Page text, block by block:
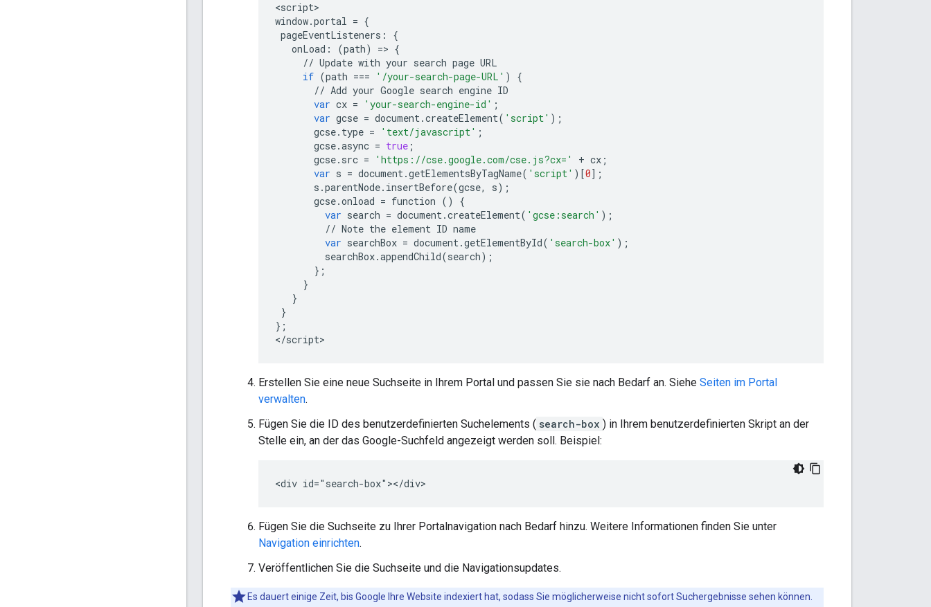
<script
window.portal = {
pageEventListeners :
{
onLoad : (path) => {
// Update with your search page URL
if (path === '/your-search-page-URL' )
{
// Add your Google search engine ID
var cx = 'your-search-engine-id' ;
var gcse = document.createElement( 'script' );
gcse. type = 'text/javascript' ;
gcse.async = true ;
gcse. src = 'https://cse.google.com/cse.js?cx=' + cx ;
var s = document.getElementsByTagName( 'script' )[0];
s .parentNode. insertBefore(gcse, s);
gcse.onload = function ()
{
var search = document.createElement( 'gcse:search' );
// Note the element ID name
var searchBox = document.getElementById( 'search-box' );
searchBox.appendChild(search);
};
}
}
}
};
</script
Erstellen Sie eine neue Suchseite in Ihrem Portal und passen Sie sie nach Bedarf an. Siehe Seiten im Portal
verwalten.
Fügen Sie die ID des benutzerdefinierten Suchelements ( search-box ) in Ihrem benutzerdefinierten Skript an der
Stelle ein, an der das Google-Suchfeld angezeigt werden soll. Beispiel:
Fügen Sie die Suchseite zu Ihrer Portalnavigation nach Bedarf hinzu. Weitere Informationen finden Sie unter
Navigation einrichten.
Veröffentlichen Sie die Suchseite und die Navigationsupdates.
Es dauert einige Zeit, bis Google Ihre Website indexiert hat, sodass Sie möglicherweise nicht sofort Suchergebnisse sehen können.